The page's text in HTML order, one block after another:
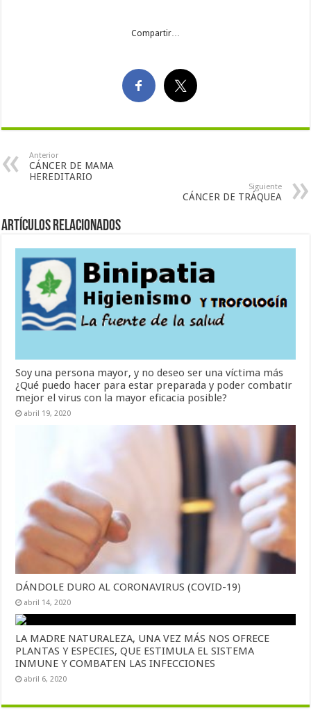
Compartir…
Anterior
CÁNCER DE MAMA
HEREDITARIO
Siguiente
CÁNCER DE TRÁQUEA
Artículos Relacionados
Soy una persona mayor, y no deseo ser una víctima más
¿Qué puedo hacer para estar preparada y poder combatir
mejor el virus con la mayor eficacia posible?
abril 19, 2020
DÁNDOLE DURO AL CORONAVIRUS (COVID-19)
abril 14, 2020
LA MADRE NATURALEZA, UNA VEZ MÁS NOS OFRECE
PLANTAS Y ESPECIES, QUE ESTIMULA EL SISTEMA
INMUNE Y COMBATEN LAS INFECCIONES
abril 6, 2020